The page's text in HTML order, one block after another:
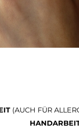
(AUCH FÜR